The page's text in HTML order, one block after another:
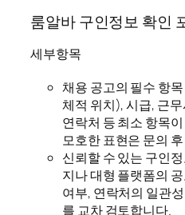
룸알바 구인정보 확인
세부항목
채용 공고의 필수 항
체적 위치), 시급, 근
연락처 등 최소 항목
모호한 표현은 문의
신뢰할 수 있는 구인
지나 대형 플랫폼의
여부, 연락처의 일관
를 교차 검토합니다.